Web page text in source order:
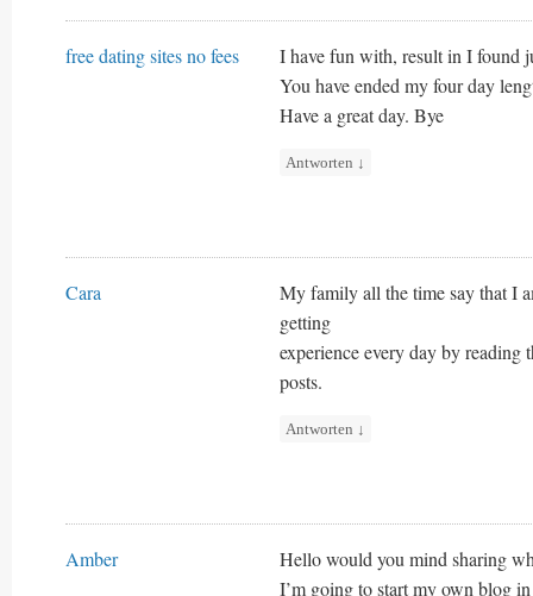
free dating sites no fees
I have fun with, result in I found
You have ended my four day
Have a great day. Bye
Antworten ↓
Cara
My family all the time say that I
getting
experience every day by reading
posts.
Antworten ↓
Amber
Hello would you mind sharing
I’m going to start my own blog